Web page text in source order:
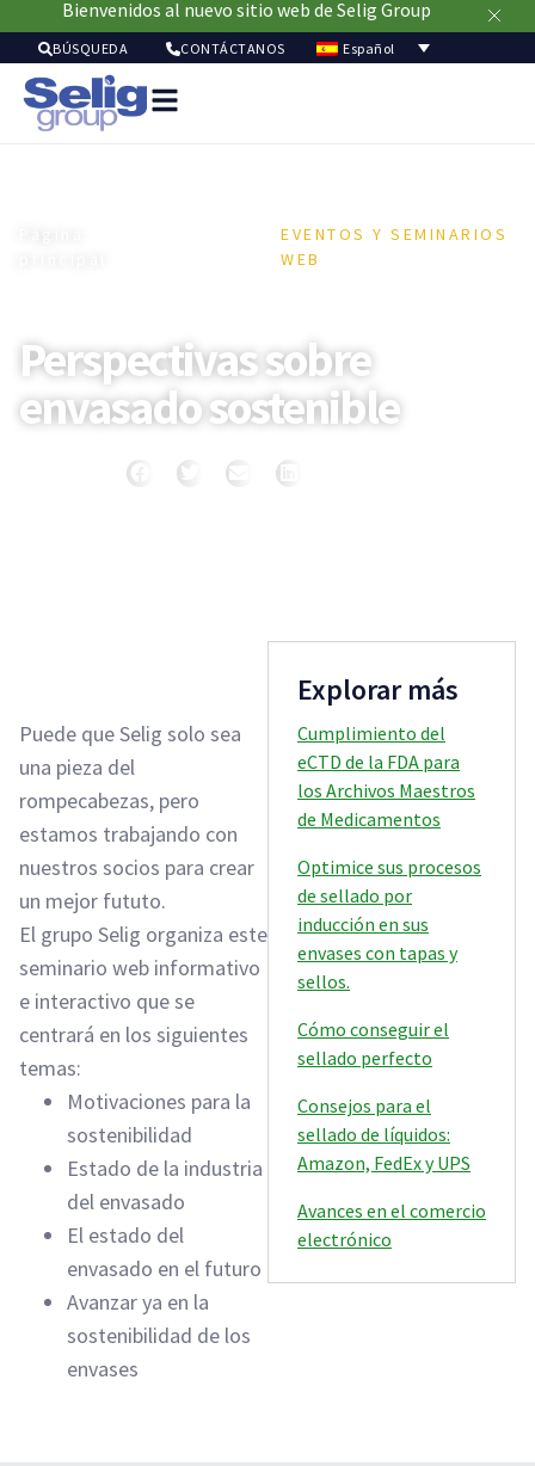
Bienvenidos al nuevo sitio web de Selig Group
BÚSQUEDA CONTÁCTANOS Español
EVENTOS Y SEMINARIOS
WEB
Perspectivas sobre
envasado sostenible
Puede que Selig solo sea
una pieza del
rompecabezas, pero
estamos trabajando con
nuestros socios para crear
un mejor fututo.
El grupo Selig organiza este
seminario web informativo
e interactivo que se
centrará en los siguientes
temas:
Motivaciones para la
sostenibilidad
Estado de la industria
del envasado
El estado del
envasado en el futuro
Avanzar ya en la
sostenibilidad de los
envases
Explorar más
Cumplimiento del
eCTD de la FDA para
los Archivos Maestros
de Medicamentos
Optimice sus procesos
de sellado por
inducción en sus
envases con tapas y
sellos.
Cómo conseguir el
sellado perfecto
Consejos para el
sellado de líquidos:
Amazon, FedEx y UPS
Avances en el comercio
electrónico